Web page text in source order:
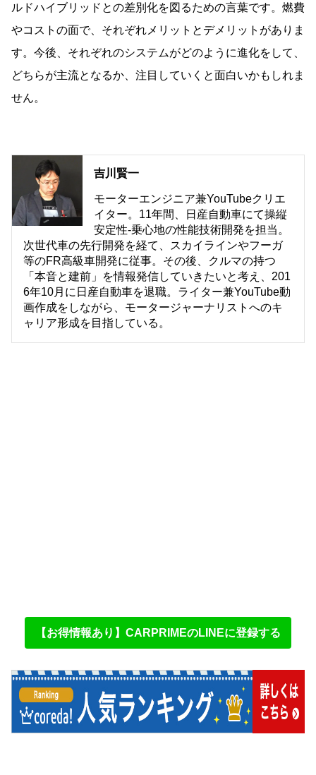
ルドハイブリッドとの差別化を図るための言葉です。燃費
やコストの面で、それぞれメリットとデメリットがありま
す。今後、それぞれのシステムがどのように進化をして、
どちらが主流となるか、注目していくと面白いかもしれま
せん。
吉川賢一
モーターエンジニア兼YouTubeクリエ
イター。11年間、日産自動車にて操縦
安定性-乗心地の性能技術開発を担当。
次世代車の先行開発を経て、スカイラインやフーガ
等のFR高級車開発に従事。その後、クルマの持つ
「本音と建前」を情報発信していきたいと考え、201
6年10月に日産自動車を退職。ライター兼YouTube動
画作成をしながら、モータージャーナリストへのキ
ャリア形成を目指している。
【お得情報あり】CARPRIMEのLINEに登録する